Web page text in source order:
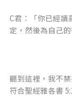
C君：「你已經讀
定，然後為自己
聽到這裡，我不
符合聖經雅各書